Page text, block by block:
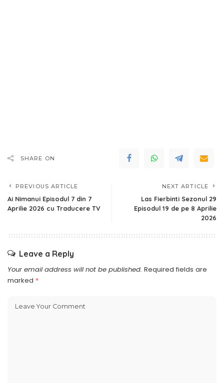
SHARE ON
PREVIOUS ARTICLE
Ai Nimanui Episodul 7 din 7
Aprilie 2026 cu Traducere TV
NEXT ARTICLE
Las Fierbinti Sezonul 29
Episodul 19 de pe 8 Aprilie
2026
Leave a Reply
Your email address will not be published. Required fields are
marked *